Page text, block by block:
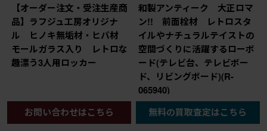
【オーダー注文・受注生産商
品】ラフジュ工房オリジナ
ル ヒノキ無垢材・ヒバ材
モールガラス入り レトロな
趣漂う3人用ロッカー
幅：995㎜
和製アンティーク 大正ロマ
ン!! 前面栓材 レトロスタ
イルやナチュラルテイストの
空間づくりに活躍するローボ
ード(テレビ台、テレビボー
ド、リビングボード)(R-
065940)
幅：1,270㎜
お問い合わせはこちら 無料の買取査定はこちら